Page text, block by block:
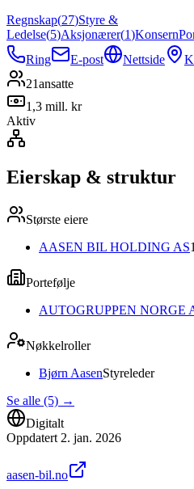
Regnskap(27)Styre &
Ledelse(5)Aksjonærer(1)Konsern
Ring
E-post Nettside
21ansatte
1,3 mill. kr
Aktiv
Eierskap & struktur
Største eiere
AASEN BIL HOLDING AS
Portefølje
AUTOGRUPPEN NORGE
Nøkkelroller
Bjørn AasenStyreleder
Se alle (5) →
Digitalt
Oppdatert 2. jan. 2026
aasen-bil.no